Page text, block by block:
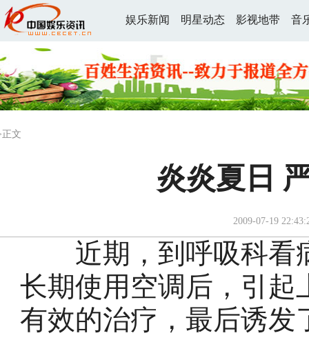
娱乐新闻 明星动态 影视地带 音
文
炎炎夏日
2009-07-19
近期，到呼吸科看
长期使用空调后，引起
有效的治疗，最后诱发